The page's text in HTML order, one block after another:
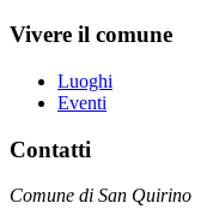
Vivere il comune
Luoghi
Eventi
Contatti
Comune di San Quirino